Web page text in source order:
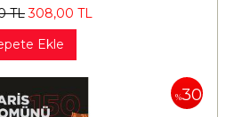
TL 308,00 TL
Ekle
%30